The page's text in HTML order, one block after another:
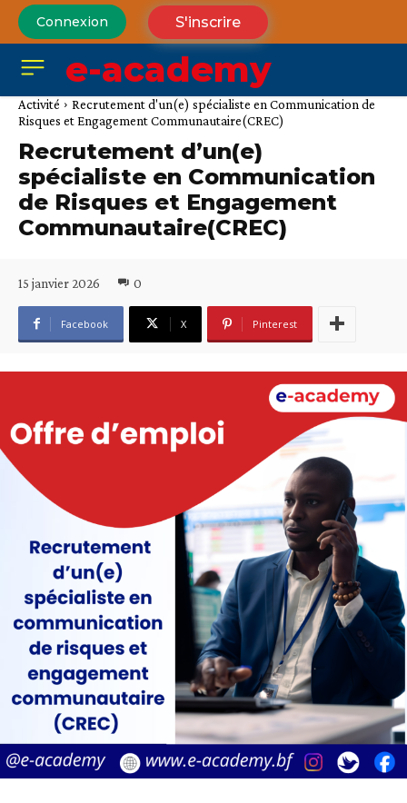
Connexion S'inscrire
e-academy
Activité
Recrutement d'un(e) spécialiste en Communication de
Risques et Engagement Communautaire(CREC)
Recrutement d’un(e)
spécialiste en Communication
de Risques et Engagement
Communautaire(CREC)
15 janvier 2026 0
Facebook X Pinterest